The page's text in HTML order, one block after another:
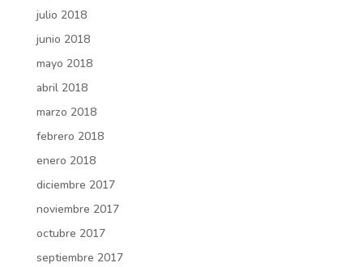
julio 2018
junio 2018
mayo 2018
abril 2018
marzo 2018
febrero 2018
enero 2018
diciembre 2017
noviembre 2017
octubre 2017
septiembre 2017